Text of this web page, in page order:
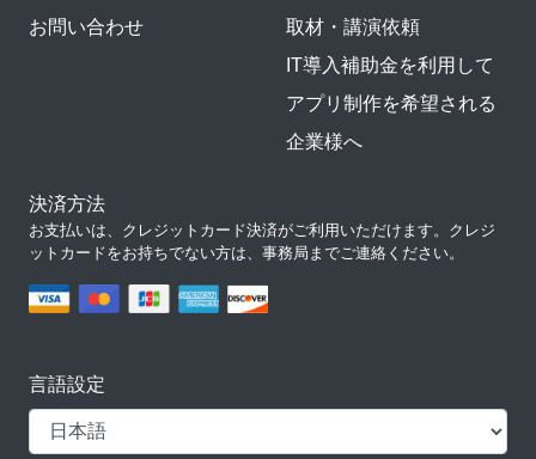
お問い合わせ
取材・講演依頼
IT導入補助金を利用して
アプリ制作を希望される
企業様へ
決済方法
お支払いは、クレジットカード決済がご利用いただけます。クレジ
ットカードをお持ちでない方は、事務局までご連絡ください。
言語設定